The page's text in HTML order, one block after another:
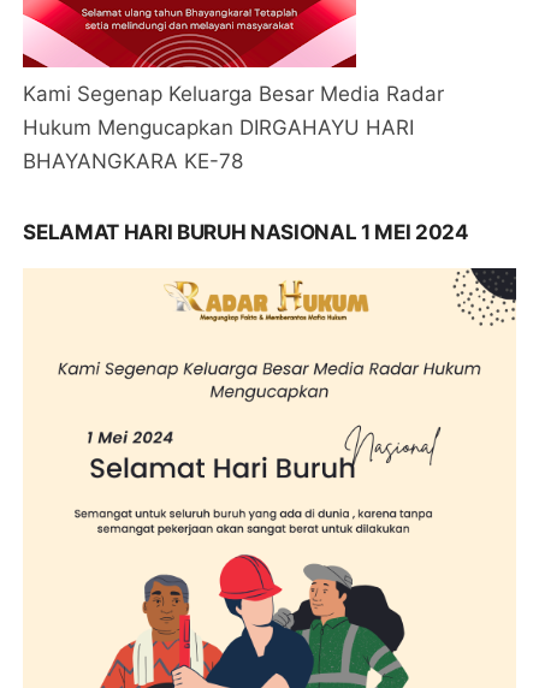
Kami Segenap Keluarga Besar Media Radar
Hukum Mengucapkan DIRGAHAYU HARI
BHAYANGKARA KE-78
SELAMAT HARI BURUH NASIONAL 1 MEI 2024